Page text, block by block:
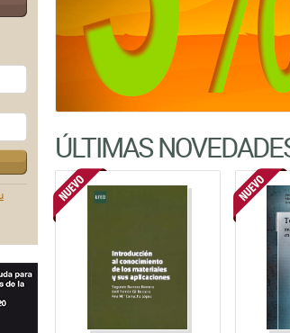
ÚLTIMAS
VV.AA.
INTRODUCCIÓN AL
CONOCIMIENTO DE LOS